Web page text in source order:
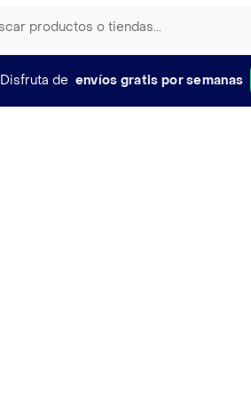
Disfruta de envíos gratis por semanas